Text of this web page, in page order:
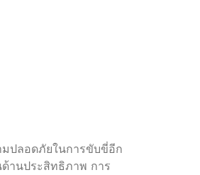
มปลอดภัยในการขับขี่อีก
านประสิทธิภาพ การ